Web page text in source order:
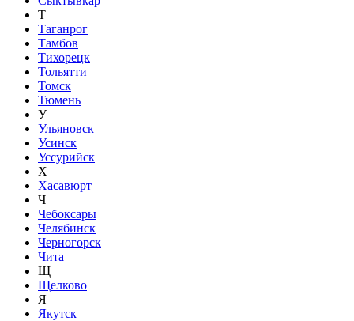
Т
Таганрог
Тамбов
Тихорецк
Тольятти
Томск
Тюмень
У
Ульяновск
Усинск
Уссурийск
Х
Хасавюрт
Ч
Чебоксары
Челябинск
Черногорск
Чита
Щ
Щелково
Я
Якутск